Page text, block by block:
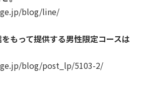
blog/line/
もって提供する男性限定コースは
blog/post_lp/5103-2/